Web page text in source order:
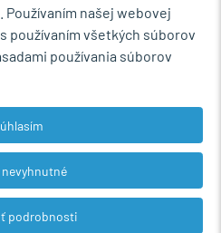
údajov pre marketingové účely.
MARLOW DESIGN
našej webovej
používaním všetkých súborov
používania súborov
podrobnosti